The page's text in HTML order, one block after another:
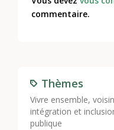
Thèmes
Vivre ensemble,
intégration et
publique
commentaire.